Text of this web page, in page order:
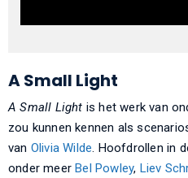
A Small Light
A Small Light is het werk van
zou kunnen kennen als
van Olivia Wilde. Hoofdrollen in
onder meerBel Powley, Liev